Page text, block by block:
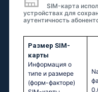
SIM-карта
устройствах для
аутентичность
Размер SIM-
карты
Информация о
типе и размере
(форм-факторе)